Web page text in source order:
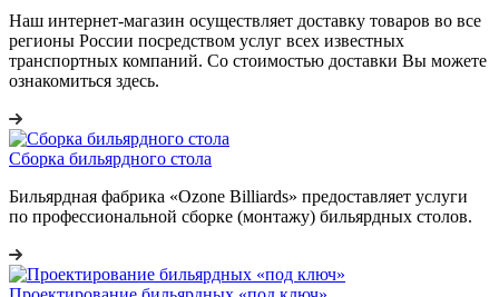
Наш интернет-магазин осуществляет доставку товаров во все
регионы России посредством услуг всех известных
транспортных компаний. Со стоимостью доставки Вы можете
ознакомиться здесь.
Сборка бильярдного стола
Бильярдная фабрика «Ozone Billiards» предоставляет услуги
по профессиональной сборке (монтажу) бильярдных столов.